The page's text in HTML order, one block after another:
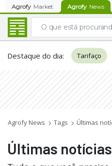
Agrofy Market Agrofy News
Destaque do dia: Tarifaço
Agrofy News Tags Últimas
Últimas